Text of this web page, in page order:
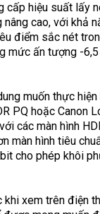
cấp hiệu suất lấy
cao, với khả
điểm sắc nét
mức ấn tượng -
muốn thực
PQ hoặc Canon
các màn hình
màn hình tiêu
cho phép khôi
xem trên điện